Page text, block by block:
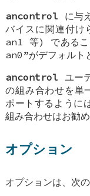
ancontrol に与
バイスに関連付
an1
等) であるこ
an0 ”がデフォルト
ancontrol ユー
の組み合わせを単
ポートするように
組み合わせはお勧め
オプション
オプションは、次